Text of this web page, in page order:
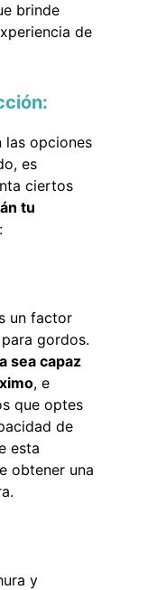
brinde
de
las opciones
es
ciertos
tu
:
un factor
gordos.
sea capaz
, e
que optes
de
esta
obtener una
y